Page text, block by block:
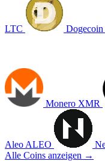
LTC Dogecoin
Monero XMR
Aleo ALEO
Alle Coins anzeigen →